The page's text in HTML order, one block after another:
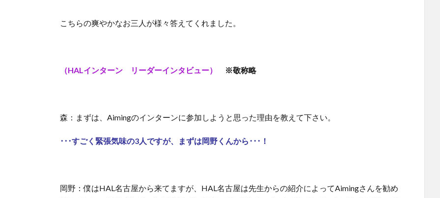
こちらの爽やかなお三人が様々答えてくれました。
（HALインターン リーダーインタビュー） ※敬称略
森：まずは、Aimingのインターンに参加しようと思った理由を教えて下さい。
･･･すごく緊張気味の3人ですが、まずは岡野くんから･･･！
岡野：僕はHAL名古屋から来てますが、HAL名古屋は先生からの紹介によってAimingさんを勧め